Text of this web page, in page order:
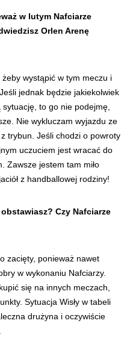
w lutym Nafciarze
Orlen Arenę
wystąpić w tym meczu i
jednak będzie jakiekolwiek
to go nie podejmę,
Nie wykluczam wyjazdu ze
trybun. Jeśli chodzi o powroty
uczuciem jest wracać do
Zawsze jestem tam miło
z handballowej rodziny!
Czy Nafciarze
zacięty, ponieważ nawet
w wykonaniu Nafciarzy.
się na innych meczach,
Sytuacja Wisły w tabeli
drużyna i oczywiście